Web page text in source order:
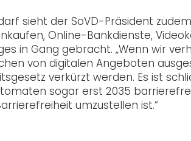
sieht der SoVD-Präsident
Online-Bankdienste,
in Gang gebracht. „Wenn wir
von digitalen Angeboten
verkürzt werden. Es ist
sogar erst 2035
umzustellen ist.“